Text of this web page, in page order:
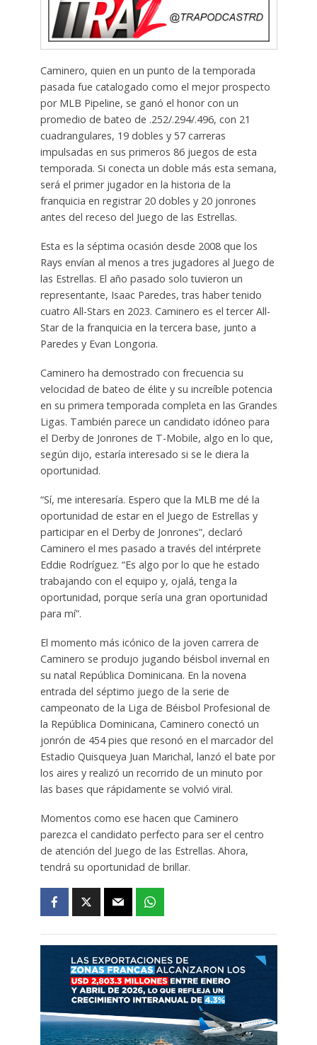
Caminero, quien en un punto de la temporada
pasada fue catalogado como el mejor prospecto
por MLB Pipeline, se ganó el honor con un
promedio de bateo de .252/.294/.496, con 21
cuadrangulares, 19 dobles y 57 carreras
impulsadas en sus primeros 86 juegos de esta
temporada. Si conecta un doble más esta semana,
será el primer jugador en la historia de la
franquicia en registrar 20 dobles y 20 jonrones
antes del receso del Juego de las Estrellas.
Esta es la séptima ocasión desde 2008 que los
Rays envían al menos a tres jugadores al Juego de
las Estrellas. El año pasado solo tuvieron un
representante, Isaac Paredes, tras haber tenido
cuatro All-Stars en 2023. Caminero es el tercer All-
Star de la franquicia en la tercera base, junto a
Paredes y Evan Longoria.
Caminero ha demostrado con frecuencia su
velocidad de bateo de élite y su increíble potencia
en su primera temporada completa en las Grandes
Ligas. También parece un candidato idóneo para
el Derby de Jonrones de T-Mobile, algo en lo que,
según dijo, estaría interesado si se le diera la
oportunidad.
“Sí, me interesaría. Espero que la MLB me dé la
oportunidad de estar en el Juego de Estrellas y
participar en el Derby de Jonrones”, declaró
Caminero el mes pasado a través del intérprete
Eddie Rodríguez. “Es algo por lo que he estado
trabajando con el equipo y, ojalá, tenga la
oportunidad, porque sería una gran oportunidad
para mí”.
El momento más icónico de la joven carrera de
Caminero se produjo jugando béisbol invernal en
su natal República Dominicana. En la novena
entrada del séptimo juego de la serie de
campeonato de la Liga de Béisbol Profesional de
la República Dominicana, Caminero conectó un
jonrón de 454 pies que resonó en el marcador del
Estadio Quisqueya Juan Marichal, lanzó el bate por
los aires y realizó un recorrido de un minuto por
las bases que rápidamente se volvió viral.
Momentos como ese hacen que Caminero
parezca el candidato perfecto para ser el centro
de atención del Juego de las Estrellas. Ahora,
tendrá su oportunidad de brillar.